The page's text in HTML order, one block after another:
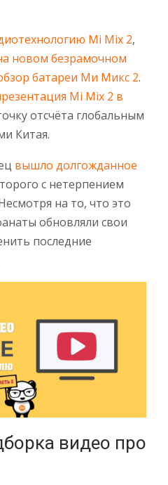
Mi Mix 2,
новом безрамочном
батареи Ми Микс 2.
Mi Mix 2 в
отсчёта глобальным
Китая.
вышло долгожданное
с нетерпением
на то, что это
обновляли свои
последние
видео про